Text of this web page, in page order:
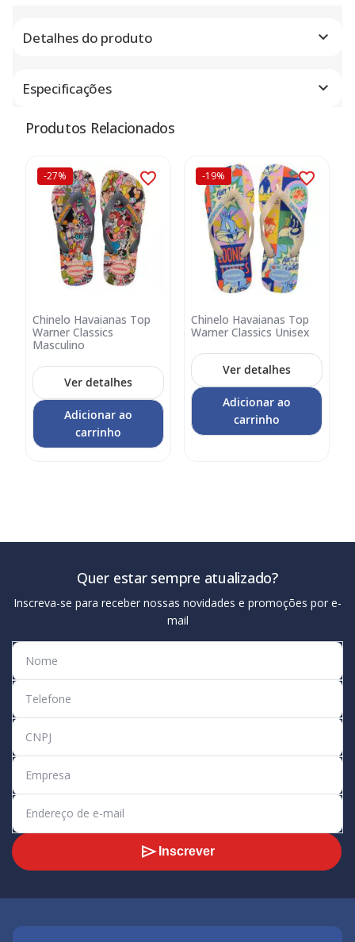
Detalhes do produto
Especificações
Produtos Relacionados
-27%
Chinelo Havaianas Top
Warner Classics
Masculino
Adicionar
no
carrinho
Ver detalhes
Adicionar ao
carrinho
-19%
Chinelo Havaianas Top
Warner Classics Unisex
Adicionar
no
carrinhoVer detalhes
Adicionar ao
carrinho
Quer estar sempre atualizado?
Inscreva-se para receber nossas novidades e promoções por e-
mail
Inscrever